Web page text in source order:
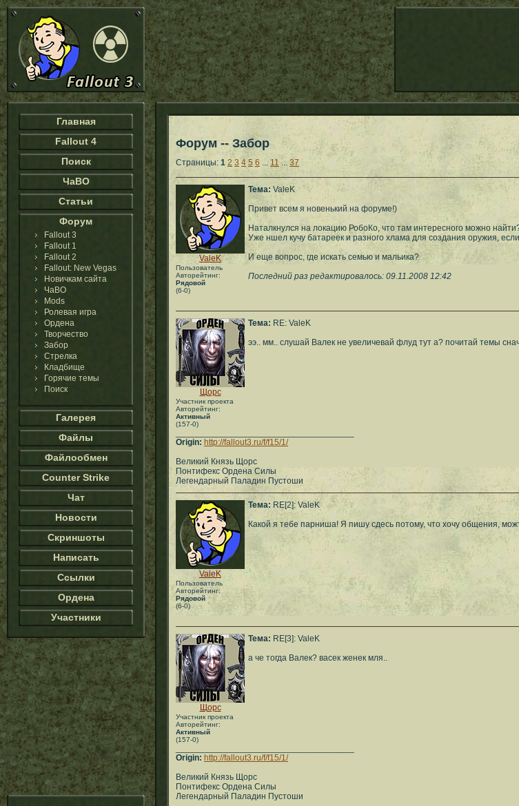
Главная
Fallout 4
Поиск
ЧаВО
Статьи
Форум
Fallout 3
Fallout 1
Fallout 2
Fallout: New Vegas
Новичкам сайта
ЧаВО
Mods
Ролевая игра
Ордена
Творчество
Забор
Стрелка
Кладбище
Горячие темы
Поиск
Галерея
Файлы
Файлообмен
Counter Strike
Чат
Новости
Скриншоты
Написать
Ссылки
Ордена
Участники
Форум -- Забор
Страницы: 1 2 3 4 5 6 ... 11 ...37
ValeK
Пользователь
Авторейтинг:
Рядовой
(6-0)
Тема: ValeK
Привет всем я новенький на форуме!)
Наталкнулся на локацию РобоКо, что там интересного можно
Уже ншел кучу батареек и разного хлама для создания оружия,
И еще вопрос, где искать семью и мальика?
Последний раз редактировалось: 09.11.2008 12:42
Щорс
Участник проекта
Авторейтинг:
Активный
(157-0)
Тема: RE: ValeK
ээ.. мм.. слушай Валек не увеличевай флуд тут а? почитай темы
Origin: http://fallout3.ru/f/f15/1/
Великий Князь Щорс
Понтифекс Ордена Силы
Легендарный Паладин Пустоши
ValeK
Пользователь
Авторейтинг:
Рядовой
(6-0)
Тема: RE[2]: ValeK
Какой я тебе парниша! Я пишу сдесь потому, что хочу общения,
Щорс
Участник проекта
Авторейтинг:
Активный
(157-0)
Тема: RE[3]: ValeK
а че тогда Валек? васек женек мля..
Origin: http://fallout3.ru/f/f15/1/
Великий Князь Щорс
Понтифекс Ордена Силы
Легендарный Паладин Пустоши